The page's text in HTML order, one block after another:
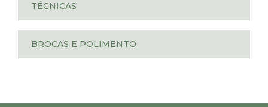
TÉCNICAS
BROCAS E POLIMENTO